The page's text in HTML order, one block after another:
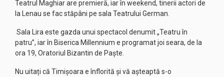
Teatrul Maghiar are premieră, iar în weekend, tinerii actori de
la Lenau se fac stăpâni pe sala Teatrului German.
Sala Lira este gazda unui spectacol denumit „Teatru în
patru”, iar în Biserica Millennium e programat joi seara, de la
ora 19, Oratoriul Bizantin de Paște.
Nu uitați că Timișoara e înflorită și vă așteaptă s-o